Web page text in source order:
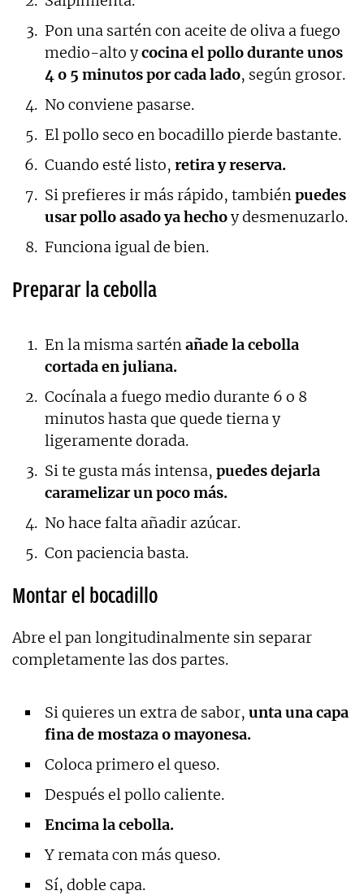
Pon una sartén con aceite de oliva a fuego
medio-alto ycocina el pollo durante unos
4 o 5 minutos por cada lado, según grosor.
No conviene pasarse.
El pollo seco en bocadillo pierde bastante.
Cuando esté listo, retira y reserva.
Si prefieres ir más rápido, tambiénpuedes
usar pollo asado ya hechoy desmenuzarlo.
Funciona igual de bien.
Preparar la cebolla
En la misma sarténañade la cebolla
cortada en juliana.
Cocínala a fuego medio durante 6 o 8
minutos hasta que quede tierna y
ligeramente dorada.
Si te gusta más intensa, puedes dejarla
caramelizar un poco más.
No hace falta añadir azúcar.
Con paciencia basta.
Montar el bocadillo
Abre el pan longitudinalmente sin separar
completamente las dos partes.
Si quieres un extra de sabor, unta una capa
fina de mostaza o mayonesa.
Coloca primero el queso.
Después el pollo caliente.
Encima la cebolla.
Y remata con más queso.
Sí, doble capa.